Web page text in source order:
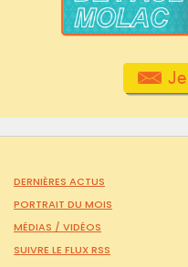
DERNIÈRES ACTUS
PORTRAIT DU MOIS
MÉDIAS / VIDÉOS
SUIVRE LE FLUX RSS